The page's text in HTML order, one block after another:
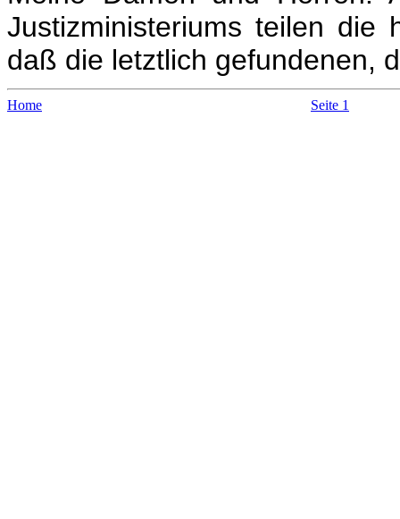
Justizministeriums teilen die
daß die letztlich gefundenen,
Home Seite 1